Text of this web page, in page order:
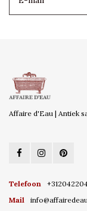
Affaire d'Eau | Antiek
Telefoon
Mail